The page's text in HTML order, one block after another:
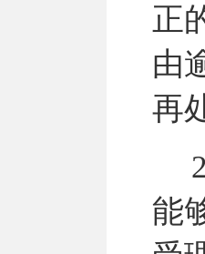
正
由
再
能